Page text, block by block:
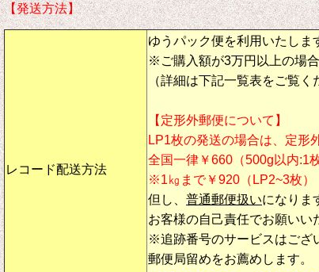
【発送方法】
レコード配送方法
ゆうパック便を利用いたしま
※ご購入額が3万円以上の場
（詳細は下記一覧表をご覧く
【定形外郵便について】
LP1枚の発送の場合は、定形
全国一律￥660（500g以内:1
※1㎏まで￥920（LP2~3枚）
但し、 普通郵便扱いになりま
お客様の自己責任でお願いい
※追跡番号のサービスはござ
郵便局留めをお薦めします。